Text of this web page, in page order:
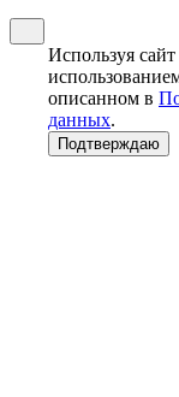
Используя
описанном в
данных.
Подтверждаю